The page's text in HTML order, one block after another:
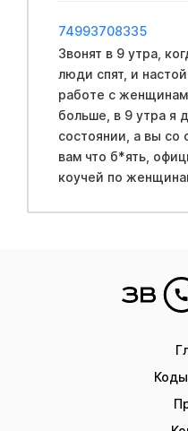
74993708335
Звонят в 9 утра,
люди спят, и
работе с
больше, в 9 утра я
состоянии, а вы
вам что б*ять,
коучей по